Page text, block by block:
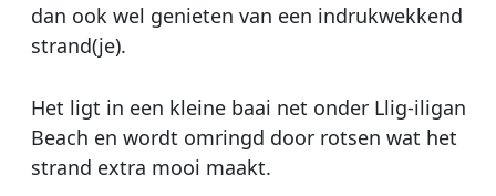
dan ook wel genieten van een indrukwekkend
strand(je).
Het ligt in een kleine baai net onder Llig-iligan
Beach en wordt omringd door rotsen wat het
strand extra mooi maakt.